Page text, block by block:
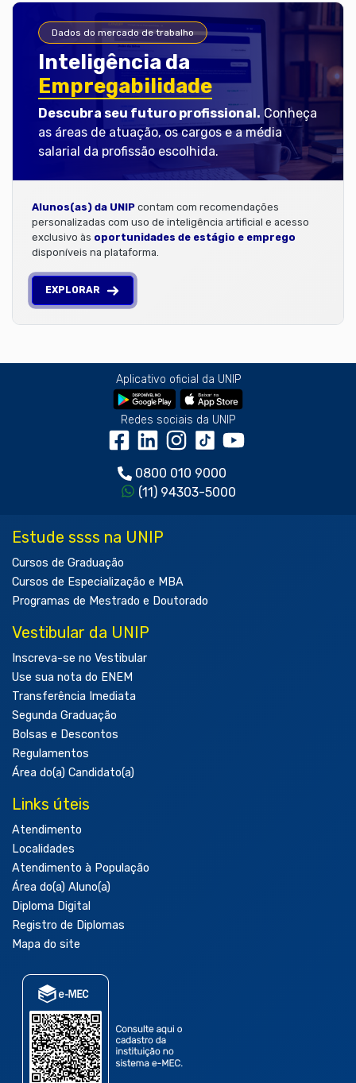
Dados do mercado de trabalho
Inteligência da
Empregabilidade
Descubra seu futuro profissional. Conheça
as áreas de atuação, os cargos e a média
salarial da profissão escolhida.
Alunos(as) da UNIP contam com recomendações
personalizadas com uso de inteligência artificial e acesso
exclusivo às oportunidades de estágio e emprego
disponíveis na plataforma.
EXPLORAR
Aplicativo oficial da UNIP
Redes sociais da UNIP
0800 010 9000
(11) 94303-5000
Estude ssss na UNIP
Cursos de Graduação
Cursos de Especialização e MBA
Programas de Mestrado e Doutorado
Vestibular da UNIP
Inscreva-se no Vestibular
Use sua nota do ENEM
Transferência Imediata
Segunda Graduação
Bolsas e Descontos
Regulamentos
Área do(a) Candidato(a)
Links úteis
Atendimento
Localidades
Atendimento à População
Área do(a) Aluno(a)
Diploma Digital
Registro de Diplomas
Mapa do site